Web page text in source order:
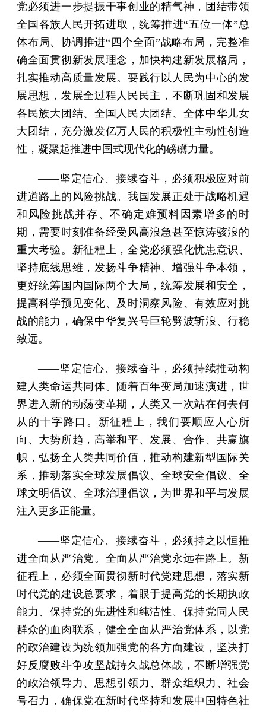
党必须进一步提振干事创业的精气神，团结带领
全国各族人民开拓进取，统筹推进“五位一体”总
体布局、协调推进“四个全面”战略布局，完整准
确全面贯彻新发展理念，加快构建新发展格局，
扎实推动高质量发展。要践行以人民为中心的发
展思想，发展全过程人民民主，不断巩固和发展
各民族大团结、全国人民大团结、全体中华儿女
大团结，充分激发亿万人民的积极性主动性创造
性，凝聚起推进中国式现代化的磅礴力量。
——坚定信心、接续奋斗，必须积极应对前
进道路上的风险挑战。我国发展正处于战略机遇
和风险挑战并存、不确定难预料因素增多的时
期，需要时刻准备经受风高浪急甚至惊涛骇浪的
重大考验。新征程上，全党必须强化忧患意识、
坚持底线思维，发扬斗争精神、增强斗争本领，
更好统筹国内国际两个大局，统筹发展和安全，
提高科学预见变化、及时洞察风险、有效应对挑
战的能力，确保中华复兴号巨轮劈波斩浪、行稳
致远。
——坚定信心、接续奋斗，必须持续推动构
建人类命运共同体。随着百年变局加速演进，世
界进入新的动荡变革期，人类又一次站在何去何
从的十字路口。新征程上，我们要顺应人心所
向、大势所趋，高举和平、发展、合作、共赢旗
帜，弘扬全人类共同价值，推动构建新型国际关
系，推动落实全球发展倡议、全球安全倡议、全
球文明倡议、全球治理倡议，为世界和平与发展
注入更多正能量。
——坚定信心、接续奋斗，必须持之以恒推
进全面从严治党。全面从严治党永远在路上。新
征程上，必须全面贯彻新时代党建思想，落实新
时代党的建设总要求，着眼于提高党的长期执政
能力、保持党的先进性和纯洁性、保持党同人民
群众的血肉联系，健全全面从严治党体系，以党
的政治建设为统领加强党的各方面建设，坚决打
好反腐败斗争攻坚战持久战总体战，不断增强党
的政治领导力、思想引领力、群众组织力、社会
号召力，确保党在新时代坚持和发展中国特色社